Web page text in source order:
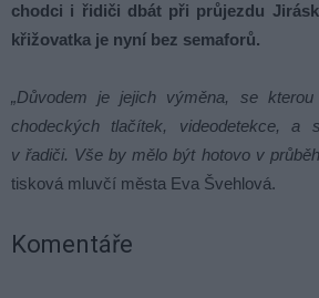
chodci i řidiči dbát při průjezdu
křižovatka je nyní bez semaforů.
„Důvodem je jejich výměna, se
chodeckých tlačítek, videodetekce, a
v řadiči. Vše by mělo být hotovo v
tisková mluvčí města Eva Švehlová.
Komentáře